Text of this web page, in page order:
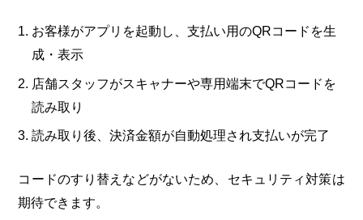
お客様がアプリを起動し、支払い用のQRコードを生
成・表示
店舗スタッフがスキャナーや専用端末でQRコードを
読み取り
読み取り後、決済金額が自動処理され支払いが完了
コードのすり替えなどがないため、セキュリティ対策は
期待できます。